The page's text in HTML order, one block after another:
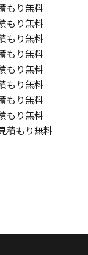
もり無料
もり無料
もり無料
もり無料
もり無料
もり無料
もり無料
もり無料
積もり無料